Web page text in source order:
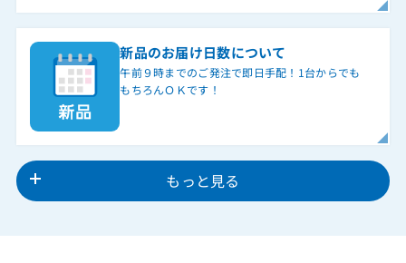
新品のお届け日数について
午前９時までのご発注で即日手配！1台からでも
もちろんＯＫです！
もっと見る